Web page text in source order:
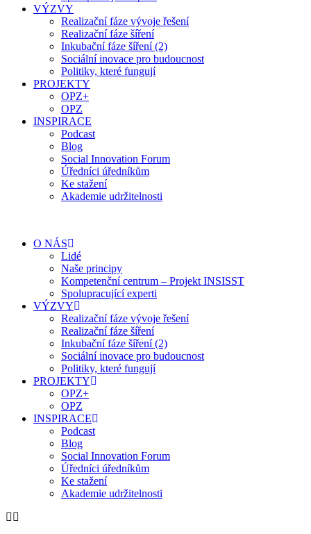
VÝZVY
Realizační fáze vývoje řešení
Realizační fáze šíření
Inkubační fáze šíření (2)
Sociální inovace pro budoucnost
Politiky, které fungují
PROJEKTY
OPZ+
OPZ
INSPIRACE
Podcast
Blog
Social Innovation Forum
Úředníci úředníkům
Ke stažení
Akademie udržitelnosti
O NÁS
Lidé
Naše principy
Kompetenční centrum – Projekt INSISST
Spolupracující experti
VÝZVY
Realizační fáze vývoje řešení
Realizační fáze šíření
Inkubační fáze šíření (2)
Sociální inovace pro budoucnost
Politiky, které fungují
PROJEKTY
OPZ+
OPZ
INSPIRACE
Podcast
Blog
Social Innovation Forum
Úředníci úředníkům
Ke stažení
Akademie udržitelnosti